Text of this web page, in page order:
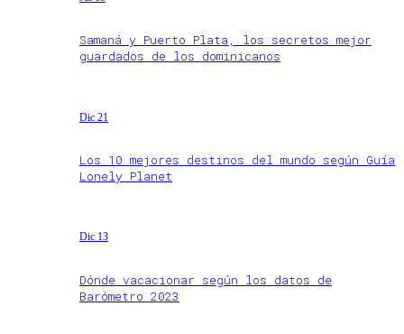
Samaná y Puerto Plata, los secretos mejor
guardados de los dominicanos
Dic 21
Los 10 mejores destinos del mundo según Guía
Lonely Planet
Dic 13
Dónde vacacionar según los datos de
Barómetro 2023